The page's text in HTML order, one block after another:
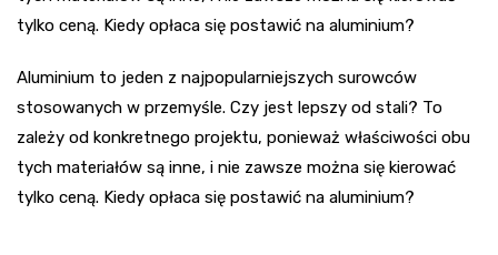
tylko ceną. Kiedy opłaca się postawić na aluminium?
Aluminium to jeden z najpopularniejszych surowców
stosowanych w przemyśle. Czy jest lepszy od stali? To
zależy od konkretnego projektu, ponieważ właściwości obu
tych materiałów są inne, i nie zawsze można się kierować
tylko ceną. Kiedy opłaca się postawić na aluminium?